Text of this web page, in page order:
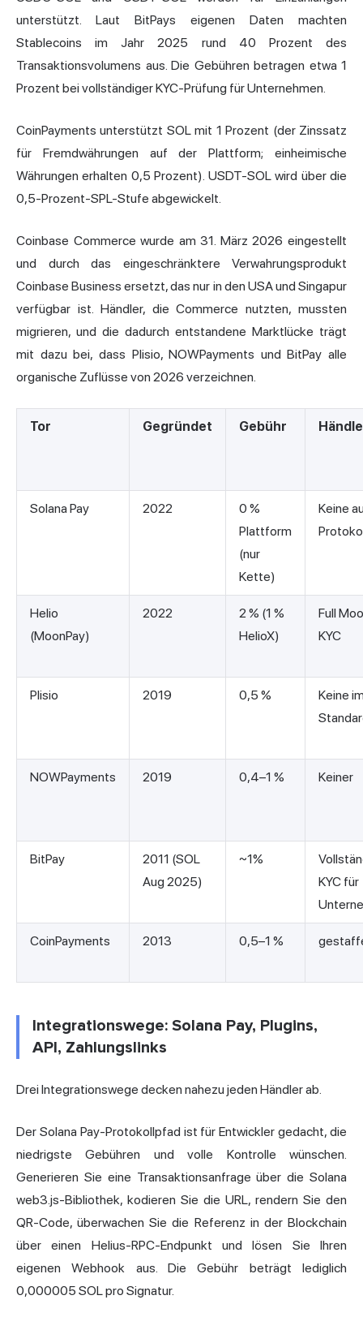
unterstützt. Laut BitPays eigenen Daten machten
Stablecoins im Jahr 2025 rund 40 Prozent des
Transaktionsvolumens aus. Die Gebühren betragen etwa 1
Prozent bei vollständiger KYC-Prüfung für Unternehmen.
CoinPayments unterstützt SOL mit 1 Prozent (der Zinssatz
für Fremdwährungen auf der Plattform; einheimische
Währungen erhalten 0,5 Prozent). USDT-SOL wird über die
0,5-Prozent-SPL-Stufe abgewickelt.
Coinbase Commerce wurde am 31. März 2026 eingestellt
und durch das eingeschränktere Verwahrungsprodukt
Coinbase Business ersetzt, das nur in den USA und Singapur
verfügbar ist. Händler, die Commerce nutzten, mussten
migrieren, und die dadurch entstandene Marktlücke trägt
mit dazu bei, dass Plisio, NOWPayments und BitPay alle
organische Zuflüsse von 2026 verzeichnen.
Tor Gegründet Gebühr
Solana Pay 2022
0 %
Plattform
(nur
Kette)
Keine
Helio
(MoonPay)
2022
2 % (1 %
HelioX)
Full
KYC
Plisio 2019 0,5 %
Keine
NOWPayments 2019 0,4–1 % Keiner
BitPay
2011 (SOL
Aug 2025)
~1%
KYC für
CoinPayments 2013 0,5–1 %
Integrationswege: Solana Pay, Plugins,
API, Zahlungslinks
Drei Integrationswege decken nahezu jeden Händler ab.
Der Solana Pay-Protokollpfad ist für Entwickler gedacht, die
niedrigste Gebühren und volle Kontrolle wünschen.
Generieren Sie eine Transaktionsanfrage über die Solana
web3.js-Bibliothek, kodieren Sie die URL, rendern Sie den
QR-Code, überwachen Sie die Referenz in der Blockchain
über einen Helius-RPC-Endpunkt und lösen Sie Ihren
eigenen Webhook aus. Die Gebühr beträgt lediglich
0,000005 SOL pro Signatur.